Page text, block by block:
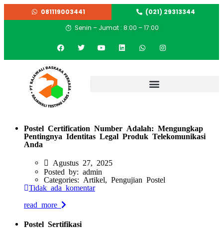
081119003441
(021) 29313344
Senin – Jumat : 8:00 – 17:00
Postel Certification Number Adalah: Mengungkap
Pentingnya Identitas Legal Produk Telekomunikasi
Anda
Agustus 27, 2025
Posted by: admin
Categories:
Artikel, Pengujian Postel
Tidak ada komentar
read more
Postel Sertifikasi